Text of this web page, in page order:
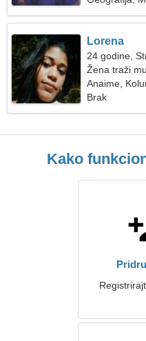
Lorena
24 godine,
Žena traži
Anaime,
Brak
Kako